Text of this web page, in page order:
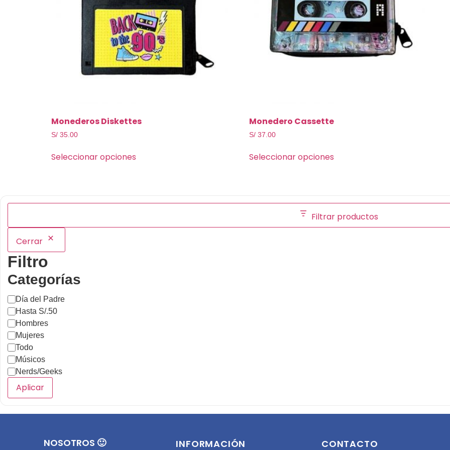
Monederos Diskettes
S/ 35.00
Seleccionar opciones
Monedero Cassette
S/37.00
Seleccionar opciones
Filtrar productos
Cerrar
Filtro
Categorías
Día del Padre
Hasta S/.50
Hombres
Mujeres
Todo
Músicos
Nerds/Geeks
Aplicar
NOSOTROS 🙂 INFORMACIÓN CONTACTO